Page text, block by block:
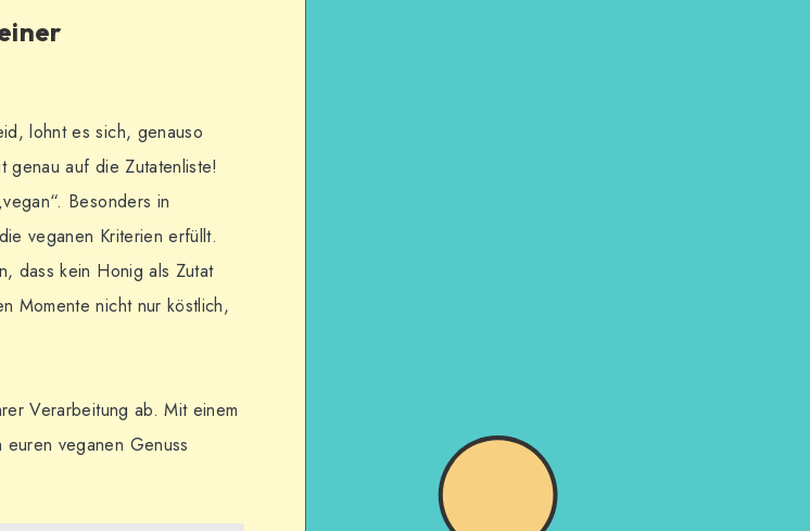
lohnt es sich, genauso
genau auf die Zutatenliste!
Besonders in
veganen Kriterien erfüllt.
dass kein Honig als Zutat
Momente nicht nur köstlich,
Verarbeitung ab. Mit einem
veganen Genuss